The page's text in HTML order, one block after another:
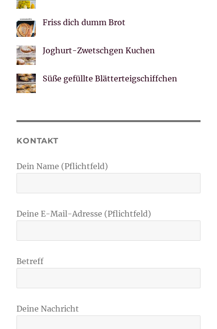
Friss dich dumm Brot
Joghurt-Zwetschgen Kuchen
Süße gefüllte Blätterteigschiffchen
KONTAKT
Dein Name (Pflichtfeld)
Deine E-Mail-Adresse (Pflichtfeld)
Betreff
Deine Nachricht